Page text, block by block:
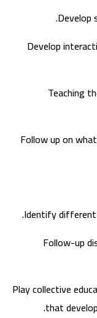
Develop
Develop
Teaching
Follow up on
Identify different
Follow-up
Play collective
that